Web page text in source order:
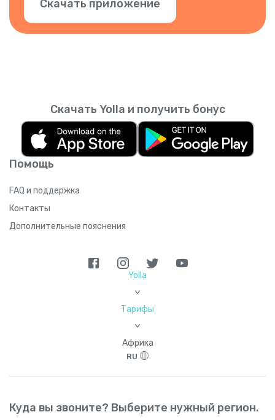
Скачать приложение
Помощь
FAQ и поддержка
Контакты
Дополнительные пояснения
Скачать Yolla и получить бонус
Yolla
>
Тарифы
>
Африка
RU
Куда вы звоните? Выберите нужный регион.